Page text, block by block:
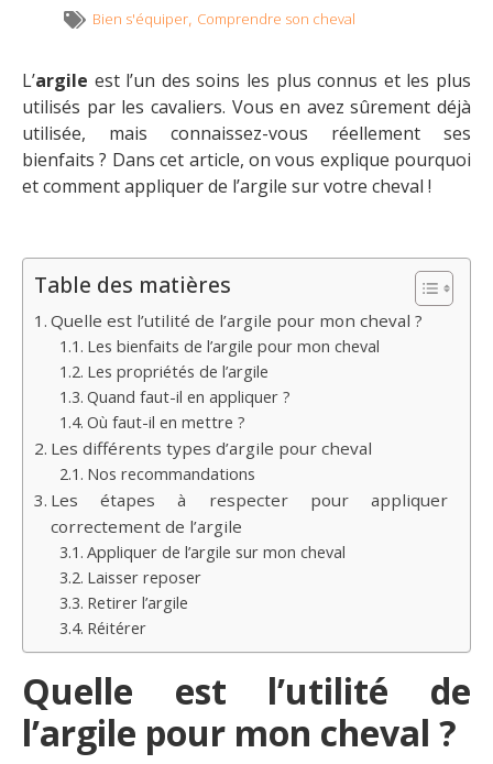
Bien s'équiper, Comprendre son cheval
L’argile est l’un des soins les plus connus et les plus
utilisés par les cavaliers. Vous en avez sûrement déjà
utilisée, mais connaissez-vous réellement ses
bienfaits ? Dans cet article, on vous explique pourquoi
et comment appliquer de l’argile sur votre cheval !
Table des matières
Quelle est l’utilité de l’argile pour mon cheval ?
Les bienfaits de l’argile pour mon cheval
Les propriétés de l’argile
Quand faut-il en appliquer ?
Où faut-il en mettre ?
Les différents types d’argile pour cheval
Nos recommandations
Les étapes à respecter pour appliquer
correctement de l’argile
Appliquer de l’argile sur mon cheval
Laisser reposer
Retirer l’argile
Réitérer
Quelle est l’utilité de
l’argile pour mon cheval ?